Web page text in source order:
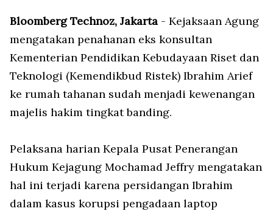
Bloomberg Technoz, Jakarta - Kejaksaan Agung
mengatakan penahanan eks konsultan
Kementerian Pendidikan Kebudayaan Riset dan
Teknologi (Kemendikbud Ristek) Ibrahim Arief
ke rumah tahanan sudah menjadi kewenangan
majelis hakim tingkat banding.
Pelaksana harian Kepala Pusat Penerangan
Hukum Kejagung Mochamad Jeffry mengatakan
hal ini terjadi karena persidangan Ibrahim
dalam kasus korupsi pengadaan laptop